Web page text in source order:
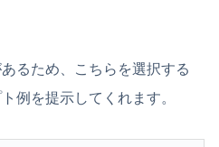
るため、こちらを選択する
例を提示してくれます。